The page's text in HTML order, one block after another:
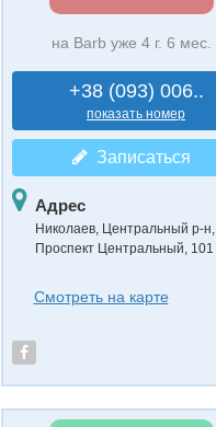
на Barb уже 4 г. 6 мес.
+38 (093) 006..
показать номер
Записаться
Адрес
Николаев, Центральный р-н,
Проспект Центральный, 101
Смотреть на карте